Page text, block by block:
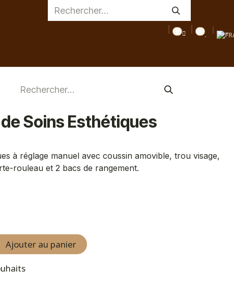
Soins Esthétiques
à réglage manuel avec coussin amovible, trou visage,
rouleau et 2 bacs de rangement.
Ajouter au panier